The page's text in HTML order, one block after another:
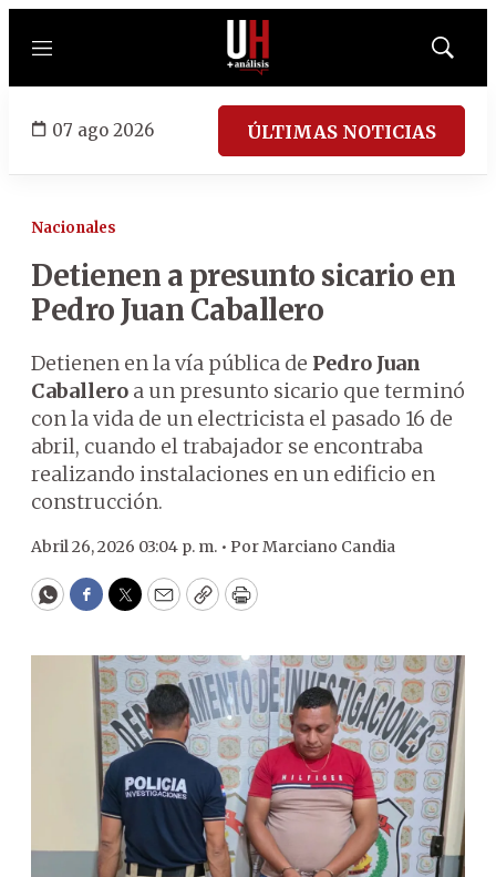
Menú
Mostrar
07 ago 2026 ÚLTIMAS NOTICIAS
Nacionales
Detienen a presunto sicario en
Pedro Juan Caballero
Detienen en la vía pública de Pedro Juan
Caballero a un presunto sicario que terminó
con la vida de un electricista el pasado 16 de
abril, cuando el trabajador se encontraba
realizando instalaciones en un edificio en
construcción.
Abril 26, 2026 03:04 p. m. • PorMarciano Candia
WhatsApp
Facebook
Twitter
EmailCopyPrint